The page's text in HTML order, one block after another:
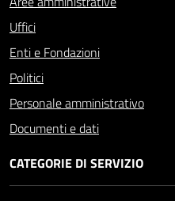
Uffici
Enti e Fondazioni
Politici
Personale amministrativo
Documenti e dati
CATEGORIE DI SERVIZIO